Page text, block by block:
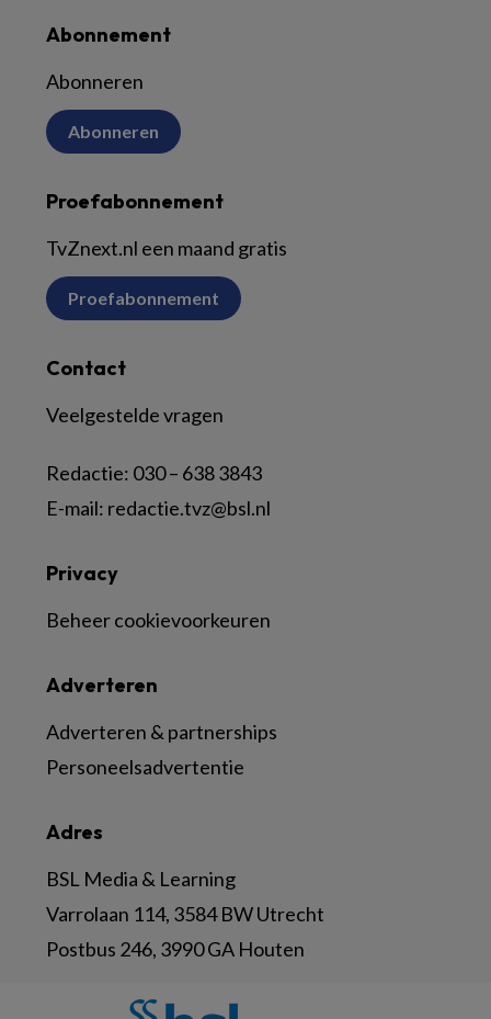
Abonnement
Abonneren
Abonneren
Proefabonnement
TvZnext.nl een maand gratis
Proefabonnement
Contact
Veelgestelde vragen
Redactie: 030 – 638 3843
E-mail: redactie.tvz@bsl.nl
Adres
BSL Media & Learning
Varrolaan 114, 3584 BW Utrecht
Postbus 246, 3990 GA Houten
Adverteren
Adverteren & partnerships
Personeelsadvertentie
Privacy
Beheer cookievoorkeuren